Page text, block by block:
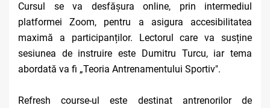
Cursul se va desfășura online, prin intermediul
platformei Zoom, pentru a asigura accesibilitatea
maximă a participanților. Lectorul care va susține
sesiunea de instruire este Dumitru Turcu, iar tema
abordată va fi „Teoria Antrenamentului Sportiv".
Refresh course-ul este destinat antrenorilor de